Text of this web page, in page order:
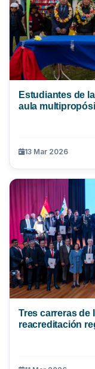
Estudiantes de
aula
13 Mar 2026
Tres carreras de
reacreditación